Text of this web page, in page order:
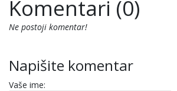
Komentari (0)
Ne postoji komentar!
Napišite komentar
Vaše ime: